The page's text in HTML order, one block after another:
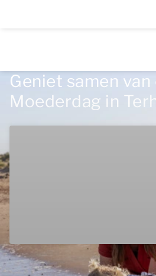
Geniet samen
Moederdag in